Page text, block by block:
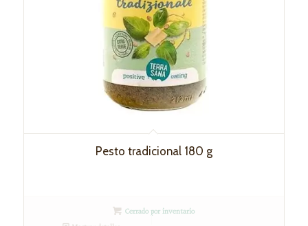
Pesto tradicional 180 g
Cerrado por inventario